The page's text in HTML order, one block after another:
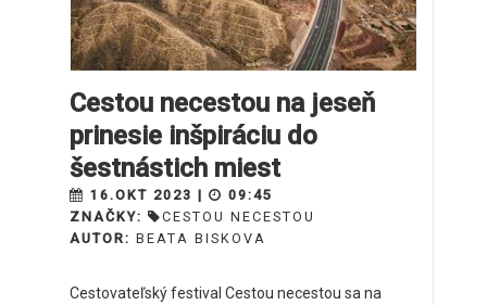
Cestou necestou na jeseň
prinesie inšpiráciu do
šestnástich miest
16.OKT 2023 |
09:45
ZNAČKY:
CESTOU NECESTOU
AUTOR: BEATA BISKOVA
Cestovateľský festival Cestou necestou sa na